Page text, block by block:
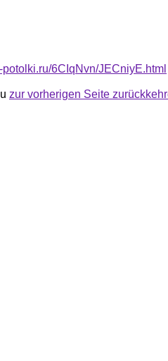
potolki.ru/6CIqNvn/JECniyE.html
zur vorherigen Seite